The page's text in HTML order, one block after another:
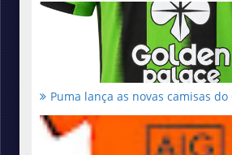
Puma lança as novas camisas